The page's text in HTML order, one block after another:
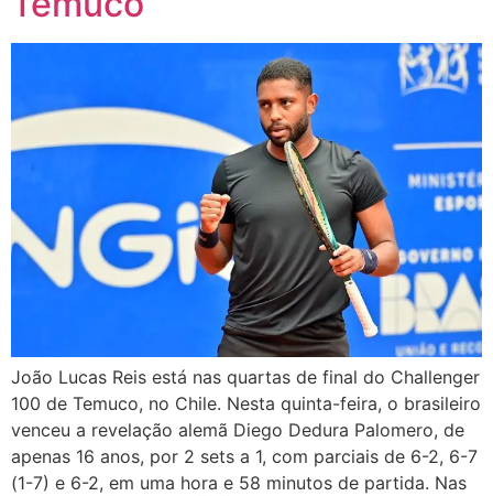
João Lucas Reis está nas quartas de final do Challenger
100 de Temuco, no Chile. Nesta quinta-feira, o brasileiro
venceu a revelação alemã Diego Dedura Palomero, de
apenas 16 anos, por 2 sets a 1, com parciais de 6-2, 6-7
(1-7) e 6-2, em uma hora e 58 minutos de partida. Nas